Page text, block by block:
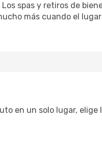
spas y retiros de
más cuando el
en un solo lugar, elige